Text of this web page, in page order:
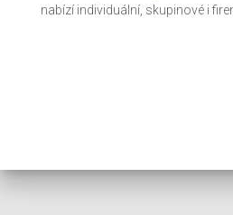
nabízí individuální, skupinové i